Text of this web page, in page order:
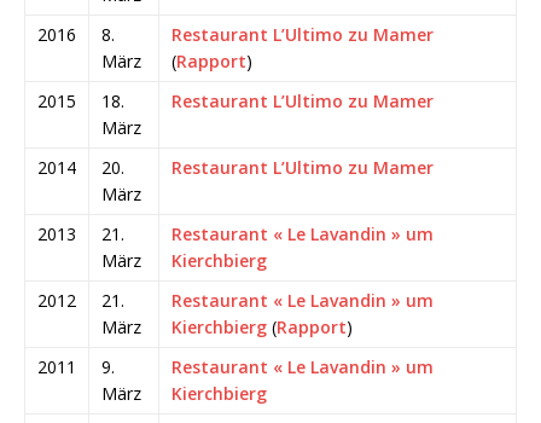
2016
8.
März
Restaurant L’Ultimo zu Mamer
(Rapport)
2015
18.
März
Restaurant L’Ultimo zu Mamer
2014
20.
März
Restaurant L’Ultimo zu Mamer
2013
21.
März
Restaurant « Le Lavandin » um
Kierchbierg
2012
21.
März
Restaurant « Le Lavandin » um
Kierchbierg (Rapport)
2011
9.
März
Restaurant « Le Lavandin » um
Kierchbierg